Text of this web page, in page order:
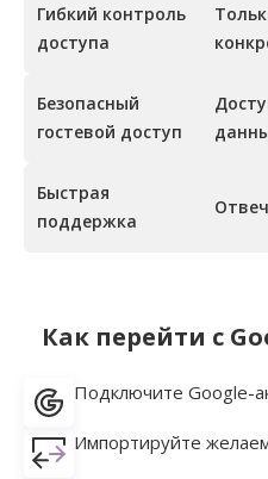
Гибкий контроль
доступа
Безопасный
гостевой доступ
Быстрая
поддержка
Как перейти с
Подключите Google-
Импортируйте